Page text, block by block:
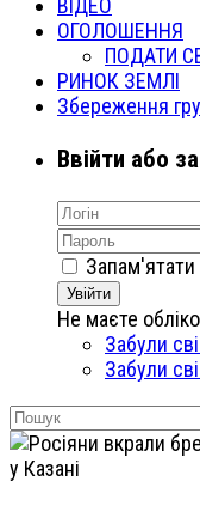
ВІДЕО
ОГОЛОШЕННЯ
ПОДАТИ
РИНОК ЗЕМЛІ
Збереження
Ввійти або
Увійти
Не маєте
Забули
Забули